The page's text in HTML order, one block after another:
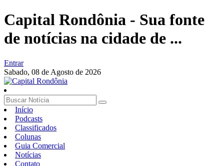
Capital Rondônia - Sua fonte
de notícias na cidade de ...
Entrar
Sabado, 08 de Agosto de 2026
Início
Podcasts
Classificados
Colunas
Guia Comercial
Notícias
Contato